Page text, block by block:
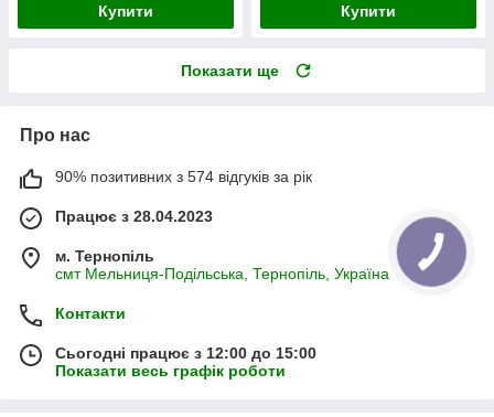
Купити Купити
Показати ще
Про нас
90% позитивних з 574 відгуків за рік
Працює з 28.04.2023
м. Тернопіль
смт Мельниця-Подільська, Тернопіль, Україна
Контакти
Сьогодні працює з 12:00 до 15:00
Показати весь графік роботи